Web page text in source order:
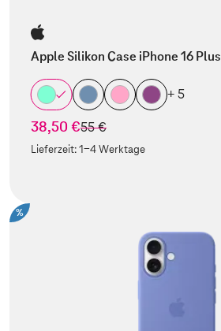
Apple Silikon Case iPhone 16 Plus
+ 5
38,50 €statt
55 €
Lieferzeit:1-4 Werktage
%